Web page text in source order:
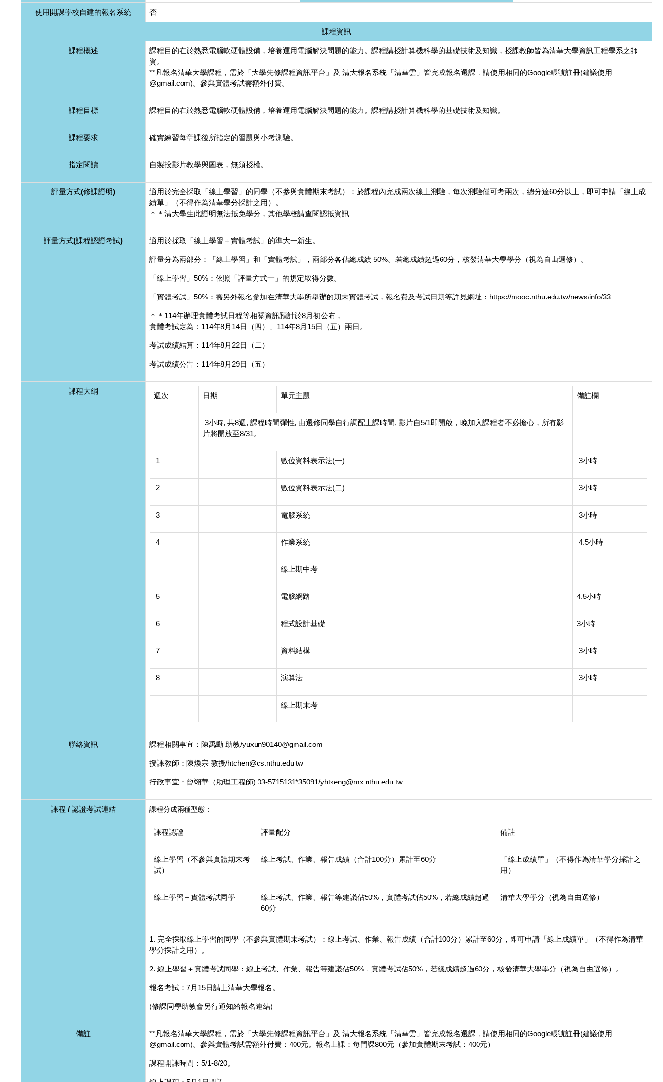
使用開課學校自建的報名系統 否
課程資訊
課程概述
課程目的在於熟悉電腦軟硬體設備，培養運用電腦解決問題的能力。課程講授計算機科學的基礎技術及知識，授課教師皆為清華大學資訊工程學系之師
資。
**凡報名清華大學課程，需於「大學先修課程資訊平台」及 清大報名系統「清華雲」皆完成報名選課，請使用相同的Google帳號註冊(建議使用
@gmail.com)。參與實體考試需額外付費。
課程目標 課程目的在於熟悉電腦軟硬體設備，培養運用電腦解決問題的能力。課程講授計算機科學的基礎技術及知識。
課程要求 確實練習每章課後所指定的習題與小考測驗。
指定閱讀 自製投影片教學與圖表，無須授權。
評量方式(修課證明)
適用於完全採取「線上學習」的同學（不參與實體期末考試）：於課程內完成兩次線上測驗，每次測驗僅可考兩次，總分達60分以上，即可申請「線上成
績單」（不得作為清華學分採計之用）。
＊＊清大學生此證明無法抵免學分，其他學校請查閱認抵資訊
評量方式(課程認證考試) 適用於採取「線上學習＋實體考試」的準大一新生。
評量分為兩部分：「線上學習」和「實體考試」，兩部分各佔總成績 50%。若總成績超過60分，核發清華大學學分（視為自由選修）。
「線上學習」50%：依照「評量方式一」的規定取得分數。
「實體考試」50%：需另外報名參加在清華大學所舉辦的期末實體考試，報名費及考試日期等詳見網址：https://mooc.nthu.edu.tw/news/info/33
＊＊114年辦理實體考試日程等相關資訊預計於8月初公布，
實體考試定為：114年8月14日（四）、114年8月15日（五）兩日。
考試成績結算：114年8月22日（二）
考試成績公告：114年8月29日（五）
課程大綱
週次 日期 單元主題 備註欄
3小時, 共8週, 課程時間彈性, 由選修同學自行調配上課時間, 影片自5/1即開啟，晚加入課程者不必擔心，所有影
片將開放至8/31。
1 數位資料表示法(一) 3小時
2 數位資料表示法(二) 3小時
3 電腦系統 3小時
4 作業系統 4.5小時
線上期中考
5 電腦網路 4.5小時
6 程式設計基礎 3小時
7 資料結構 3小時
8 演算法 3小時
線上期末考
聯絡資訊 課程相關事宜：陳禹勳 助教/yuxun90140@gmail.com
授課教師：陳煥宗 教授/htchen@cs.nthu.edu.tw
行政事宜：曾翊華（助理工程師) 03-5715131*35091/yhtseng@mx.nthu.edu.tw
課程 / 認證考試連結 課程分成兩種型態：
課程認證 評量配分 備註
線上學習（不參與實體期末考
試）
線上考試、作業、報告成績（合計100分）累計至60分
「線上成績單」（不得作為清華學分採計之
用）
線上學習＋實體考試同學
線上考試、作業、報告等建議佔50%，實體考試佔50%，若總成績超過
60分
清華大學學分（視為自由選修）
1. 完全採取線上學習的同學（不參與實體期末考試）：線上考試、作業、報告成績（合計100分）累計至60分，即可申請「線上成績單」（不得作為清華
學分採計之用）。
2. 線上學習＋實體考試同學：線上考試、作業、報告等建議佔50%，實體考試佔50%，若總成績超過60分，核發清華大學學分（視為自由選修）。
報名考試：7月15日請上清華大學報名。
(修課同學助教會另行通知給報名連結)
備註
**凡報名清華大學課程，需於「大學先修課程資訊平台」及 清大報名系統「清華雲」皆完成報名選課，請使用相同的Google帳號註冊(建議使用
@gmail.com)。參與實體考試需額外付費：400元。報名上課：每門課800元（參加實體期末考試：400元）
課程開課時間：5/1-8/20。